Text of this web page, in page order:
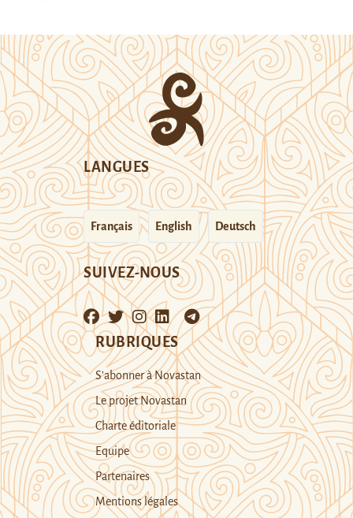
LANGUES
Français English Deutsch
SUIVEZ-NOUS
RUBRIQUES
S’abonner à Novastan
Le projet Novastan
Charte éditoriale
Equipe
Partenaires
Mentions légales